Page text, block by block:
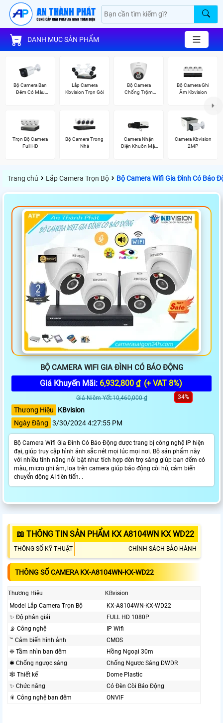
DANH MỤC SẢN PHẨM
Bộ Camera Ban
Đêm Có Màu
Lắp Camera
Kbvision Trọn Gói
Bộ Camera
Chống Trộm
Bộ Camera Ghi
Âm Kbvision
Trọn Bộ Camera
Full HD
Bộ Camera Trong
Nhà
Camera Nhận
Diện Khuôn Mặt
Camera Kbvision
2MP
Trang chủ › Lắp Camera Trọn Bộ › Bộ Camera Wifi Gia Đình Có Báo
BỘ CAMERA WIFI GIA ĐÌNH CÓ BÁO ĐỘNG
Giá Khuyến Mãi: 6,932,800 ₫ (+ VAT 8%)
Giá Niêm Yết:10,460,000 ₫ 34%
Thương Hiệu
KBvision
Ngày Đăng 3/30/2024 4:27:55 PM
Bộ Camera Wifi Gia Đình Có Báo Động được trang bị công nghệ IP hiện
đại, giúp truy cập hình ảnh sắc nét mọi lúc mọi nơi. Bộ sản phẩm này
với nhiều tính năng nỏi bật như: tích hợp đèn trợ sáng giúp ban đếm có
màu, micro ghi âm, loa trên camera giúp báo động còi hú, cảm biến
chuyển động AI tiên tiến. .
📖 THÔNG TIN SẢN PHẨM KX A8104WN KX WD22
THÔNG SỐ KỸ THUẬT CHÍNH SÁCH BẢO HÀNH
THÔNG SỐ CAMERA KX-A8104WN-KX-WD22
Thương Hiệu
KBvision
Model Lắp Camera Trọn Bộ
KX-A8104WN-KX-WD22
✨ Độ phân giải
FULL HD 1080P
📡 Công nghệ
IP Wifi
™️ Cảm biến hình ảnh
CMOS
❈ Tầm nhìn ban đêm
Hồng Ngoại 30m
✱ Chống ngược sáng
Chống Ngược Sáng DWDR
🕸️ Thiết kế
Dome Plastic
✨ Chức năng
Có Ðèn Còi Báo Động
🎇 Công nghệ ban đêm
ONVIF